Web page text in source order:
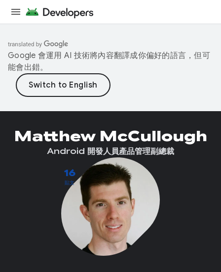
Google 會運用 AI 技術將內容翻譯成你偏好的語言，但可
能會出錯。
16
貼文
Matthew McCullough
Android 開發人員產品管理副總裁